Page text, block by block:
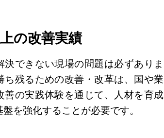
の改善実績
決できない現場の問題は必ずありま
ち残るための改善・改革は、国や業
善の実践体験を通じて、人材を育成
を強化することが必要です。